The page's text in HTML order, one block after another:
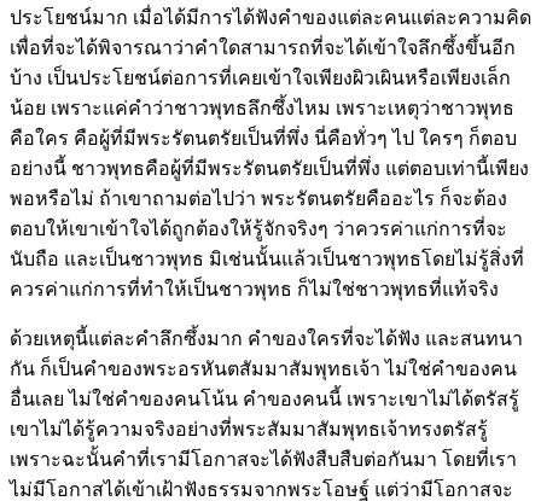
ประโยชน์มาก เมื่อได้มีการได้ฟังคำของแต่ละคนแต่ละความคิด
เพื่อที่จะได้พิจารณาว่าคำใดสามารถที่จะได้เข้าใจลึกซึ้งขึ้นอีก
บ้าง เป็นประโยชน์ต่อการที่เคยเข้าใจเพียงผิวเผินหรือเพียงเล็ก
น้อย เพราะแค่คำว่าชาวพุทธลึกซึ้งไหม เพราะเหตุว่าชาวพุทธ
คือใคร คือผู้ที่มีพระรัตนตรัยเป็นที่พึ่ง นี่คือทั่วๆ ไป ใครๆ ก็ตอบ
อย่างนี้ ชาวพุทธคือผู้ที่มีพระรัตนตรัยเป็นที่พึ่ง แต่ตอบเท่านี้เพียง
พอหรือไม่ ถ้าเขาถามต่อไปว่า พระรัตนตรัยคืออะไร ก็จะต้อง
ตอบให้เขาเข้าใจได้ถูกต้องให้รู้จักจริงๆ ว่าควรค่าแก่การที่จะ
นับถือ และเป็นชาวพุทธ มิเช่นนั้นแล้วเป็นชาวพุทธโดยไม่รู้สิ่งที่
ควรค่าแก่การที่ทำให้เป็นชาวพุทธ ก็ไม่ใช่ชาวพุทธที่แท้จริง
ด้วยเหตุนี้แต่ละคำลึกซึ้งมาก คำของใครที่จะได้ฟัง และสนทนา
กัน ก็เป็นคำของพระอรหันตสัมมาสัมพุทธเจ้า ไม่ใช่คำของคน
อื่นเลย ไม่ใช่คำของคนโน้น คำของคนนี้ เพราะเขาไม่ได้ตรัสรู้
เขาไม่ได้รู้ความจริงอย่างที่พระสัมมาสัมพุทธเจ้าทรงตรัสรู้
เพราะฉะนั้นคำที่เรามีโอกาสจะได้ฟังสืบสืบต่อกันมา โดยที่เรา
ไม่มีโอกาสได้เข้าเฝ้าฟังธรรมจากพระโอษฐ์ แต่ว่ามีโอกาสจะ